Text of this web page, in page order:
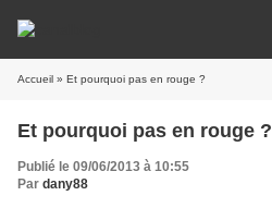
Accueil » Et pourquoi pas en rouge ?
Et pourquoi pas en rouge ?
Publié le 09/06/2013 à 10:55
Par dany88